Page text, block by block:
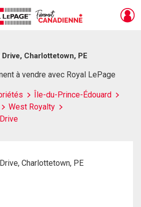
Charlottetown, PE
à vendre avec Royal LePage
Île-du-Prince-Édouard
West Royalty